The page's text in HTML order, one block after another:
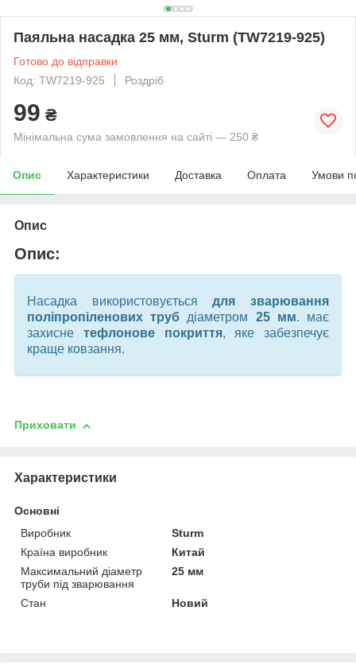
Паяльна насадка 25 мм, Sturm (TW7219-925)
Готово до відправки
Код: TW7219-925
Роздріб
99 ₴
Мінімальна сума замовлення на сайті — 250 ₴
Опис Характеристики Доставка Оплата Умови
Опис
Опис:
Насадка використовуєтьсядля зварювання
поліпропіленових труб діаметром 25 мм. має
захисне тефлонове покриття, яке забезпечує
краще ковзання.
Приховати
Характеристики
Основні
Виробник
Sturm
Країна виробник
Китай
Максимальний діаметр
труби під зварювання
25 мм
Стан Новий